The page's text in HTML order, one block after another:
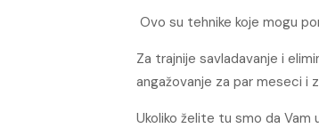
Ovo su tehnike koje mogu
Za trajnije savladavanje i
angažovanje za par meseci i
Ukoliko želite tu smo da